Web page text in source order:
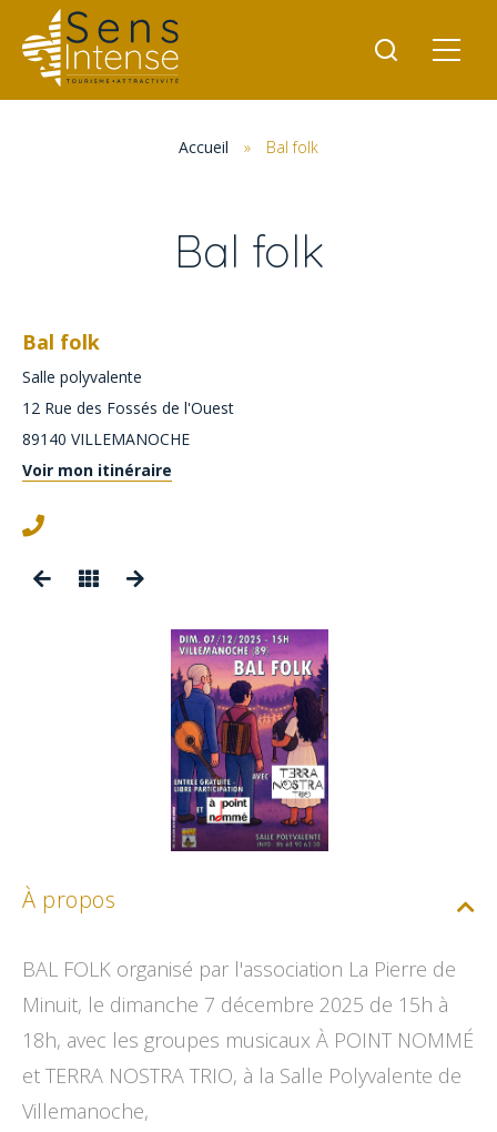
Accueil » Bal folk
Bal folk
Bal folk
Salle polyvalente
12 Rue des Fossés de l'Ouest
89140 VILLEMANOCHE
Voir mon itinéraire
À propos
BAL FOLK organisé par l'association La Pierre de
Minuit, le dimanche 7 décembre 2025 de 15h à
18h, avec les groupes musicaux À POINT NOMMÉ
et TERRA NOSTRA TRIO, à la Salle Polyvalente de
Villemanoche,